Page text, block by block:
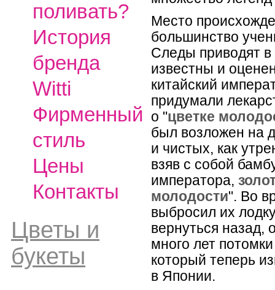
поливать?
История
бренда
Witti
Фирменный
стиль
Цены
Контакты
Цветы и
букеты
Место
большинство
Следы приводят в
известны и
китайский
придумали
о "цветке
был возложен на
и чистых, как
взяв с собой
императора,
молодости". Во
выбросил их
вернуться назад,
много лет
который теперь
в Японии.